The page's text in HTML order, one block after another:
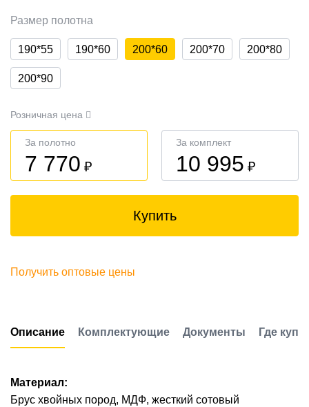
Размер полотна
190*55 190*60 200*60 200*70 200*80
200*90
Розничная цена
За полотно
7 770 ₽
За комплект
10 995 ₽
Купить
Получить оптовые цены
Описание Комплектующие Документы Где
Материал:
Брус хвойных пород, МДФ, жесткий сотовый